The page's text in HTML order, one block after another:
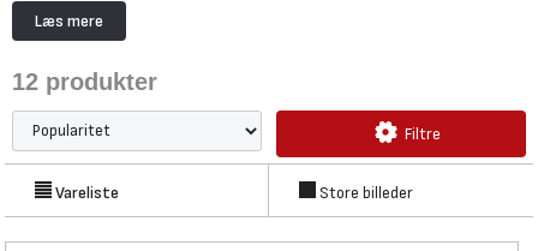
Det er lige så vigtigt at vælge de rette terrasseskruer som det er at
vælge de rette terrassebrædder. Med de rette skruer i rustfrit stål af A2
sammen med træværket i din terrasse og som ikke løber an og efterlader
I vores udvalg finder du forskellige terrasseskruer fremstillet i rustfrit
stål samt et stort udvalg af skruelængder til montering afhængig af
træsort og underlaget. Læs mere om skruer og se også vores
Læs mere
12 produkter
Filtre
Vareliste Store billeder